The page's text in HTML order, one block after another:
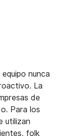
nunca
La
de
Para los
utilizan
folk